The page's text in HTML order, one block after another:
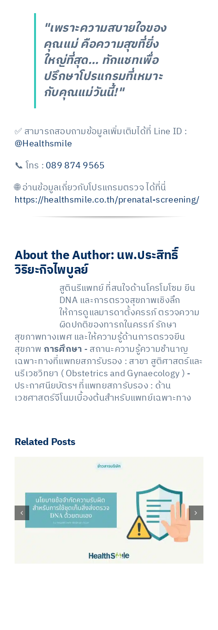
"เพราะความสบายใจของ
คุณแม่ คือความสุขที่ยิ่ง
ใหญ่ที่สุด... ทักแชทเพื่อ
ปรึกษาโปรแกรมที่เหมาะ
กับคุณแม่วันนี้!"
✅ สามารถสอบถามข้อมูลเพิ่มเติมได้ที่ Line ID :
@Healthsmile
📞 โทร : 089 874 9565
🌐 อ่านข้อมูลเกี่ยวกับโปรแกรมตรวจ ได้ที่นี่
https://healthsmile.co.th/prenatal-screening/
About the Author:นพ.ประสิทธิ์
วิริยะกิจไพบูลย์
สูตินรีแพทย์ ที่สนใจด้านโครโมโซม ยีน
DNA และการตรวจสุขภาพเชิงลึก
ให้การดูแลมารดาตั้งครรภ์ ตรวจความ
ผิดปกติของทารกในครรภ์ รักษา
สุขภาพทางเพศ และให้ความรู้ด้านการตรวจยีน
สุขภาพ การศึกษา - สถานะความรู้ความชำนาญ
เฉพาะทางที่แพทยสภารับรอง : สาขา สูติศาสตร์และ
นรีเวชวิทยา ( Obstetrics and Gynaecology ) -
ประกาศนียบัตรฯ ที่แพทยสภารับรอง : ด้าน
เวชศาสตร์จีโนมเบื้องต้นสำหรับแพทย์เฉพาะทาง
Related Posts